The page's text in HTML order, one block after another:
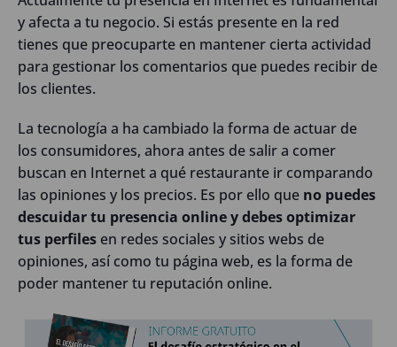
y afecta a tu negocio. Si estás presente en la red
tienes que preocuparte en mantener cierta actividad
para gestionar los comentarios que puedes recibir de
los clientes.
La tecnología a ha cambiado la forma de actuar de
los consumidores, ahora antes de salir a comer
buscan en Internet a qué restaurante ir comparando
las opiniones y los precios. Es por ello que no puedes
descuidar tu presencia online y debes optimizar
tus perfiles en redes sociales y sitios webs de
opiniones, así como tu página web, es la forma de
poder mantener tu reputación online.